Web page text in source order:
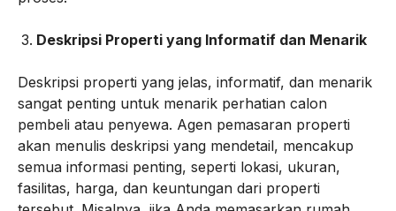
Deskripsi Properti yang Informatif dan Menarik
Deskripsi properti yang jelas, informatif, dan menarik
sangat penting untuk menarik perhatian calon
pembeli atau penyewa. Agen pemasaran properti
akan menulis deskripsi yang mendetail, mencakup
semua informasi penting, seperti lokasi, ukuran,
fasilitas, harga, dan keuntungan dari properti